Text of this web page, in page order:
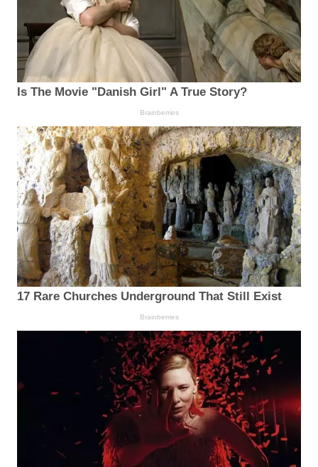
Is The Movie "Danish Girl" A True Story?
Brainberries
17 Rare Churches Underground That Still Exist
Brainberries